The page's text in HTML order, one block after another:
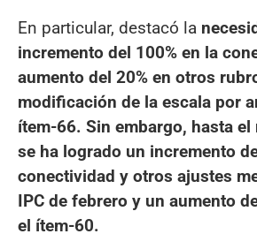
En particular, destacó la
incremento del 100% en la
aumento del 20% en otros
modificación de la escala por
ítem-66. Sin embargo, hasta
se ha logrado un incremento
conectividad y otros ajustes
IPC de febrero y un aumento
el ítem-60.